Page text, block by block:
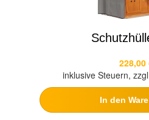
228,00
inklusive Steuern,
In den